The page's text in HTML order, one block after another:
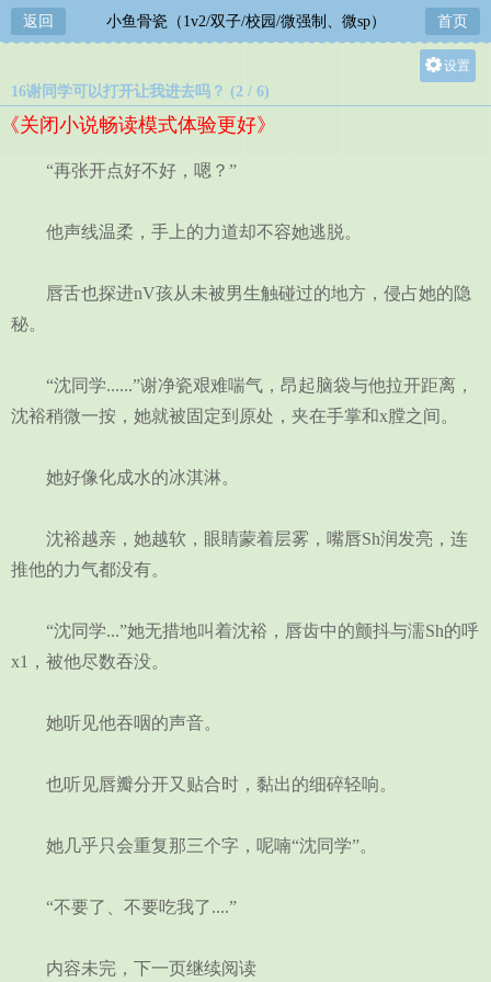
返回 小鱼骨瓷（1v2/双子/校园/微强制、微sp） 首页
设置
16谢同学可以打开让我进去吗？ (2 / 6)
《关闭小说畅读模式体验更好》
“再张开点好不好，嗯？”
他声线温柔，手上的力道却不容她逃脱。
唇舌也探进nV孩从未被男生触碰过的地方，侵占她的隐
秘。
“沈同学......”谢净瓷艰难喘气，昂起脑袋与他拉开距离，
沈裕稍微一按，她就被固定到原处，夹在手掌和x膛之间。
她好像化成水的冰淇淋。
沈裕越亲，她越软，眼睛蒙着层雾，嘴唇Sh润发亮，连
推他的力气都没有。
“沈同学...”她无措地叫着沈裕，唇齿中的颤抖与濡Sh的呼
x1，被他尽数吞没。
她听见他吞咽的声音。
也听见唇瓣分开又贴合时，黏出的细碎轻响。
她几乎只会重复那三个字，呢喃“沈同学”。
“不要了、不要吃我了....”
内容未完，下一页继续阅读